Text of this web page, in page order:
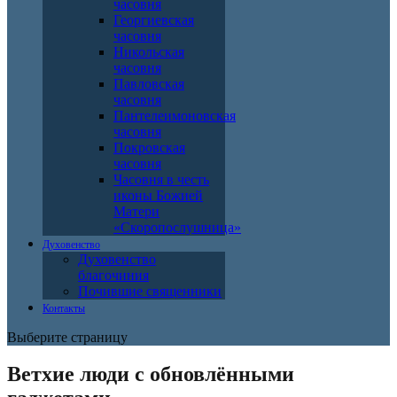
часовня
Георгиевская
часовня
Никольская
часовня
Павловская
часовня
Пантелеимоновская
часовня
Покровская
часовня
Часовня в честь
иконы Божией
Матери
«Скоропослушница»
Духовенство
Духовенство
благочиния
Почившие священники
Контакты
Выберите страницу
Ветхие люди с обновлёнными